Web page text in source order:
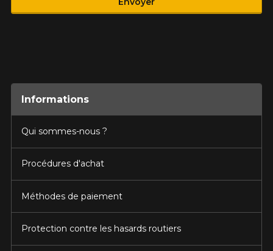
Informations
Qui sommes-nous ?
Procédures d'achat
Méthodes de paiement
Protection contre les hasards routiers